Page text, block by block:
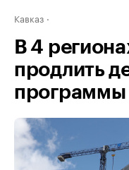
Кавказ
В 4
продлить
программы